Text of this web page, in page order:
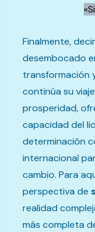
Finalmente,
desembocado
transformación
continúa su
prosperidad,
capacidad del
determinación
internacional
cambio. Para
perspectiva de
realidad
más completa